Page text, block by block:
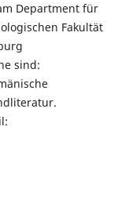
Department für
Fakultät
sind: